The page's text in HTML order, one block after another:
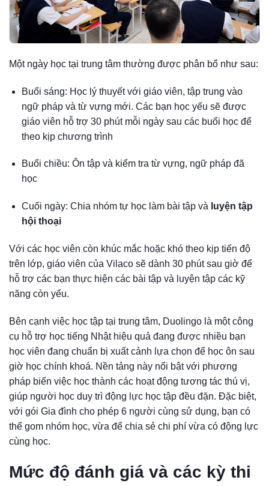
Một ngày học tại trung tâm thường được phân bổ như sau:
Buổi sáng: Học lý thuyết với giáo viên, tập trung vào
ngữ pháp và từ vựng mới. Các bạn học yếu sẽ được
giáo viên hỗ trợ 30 phút mỗi ngày sau các buổi học để
theo kịp chương trình
Buổi chiều: Ôn tập và kiểm tra từ vựng, ngữ pháp đã
học
Cuối ngày: Chia nhóm tự học làm bài tập và luyện tập
hội thoại
Với các học viên còn khúc mắc hoặc khó theo kịp tiến độ
trên lớp, giáo viên của Vilaco sẽ dành 30 phút sau giờ để
hỗ trợ các bạn thực hiện các bài tập và luyện tập các kỹ
năng còn yếu.
Bên cạnh việc học tập tại trung tâm, Duolingo là một công
cụ hỗ trợ học tiếng Nhật hiệu quả đang được nhiều bạn
học viên đang chuẩn bị xuất cảnh lựa chọn để học ôn sau
giờ học chính khoá. Nền tảng này nổi bật với phương
pháp biến việc học thành các hoạt động tương tác thú vị,
giúp người học duy trì động lực học tập đều đặn. Đặc biệt,
với gói Gia đình cho phép 6 người cùng sử dụng, bạn có
thể gom nhóm học, vừa để chia sẻ chi phí vừa có động lực
cùng học.
Mức độ đánh giá và các kỳ thi